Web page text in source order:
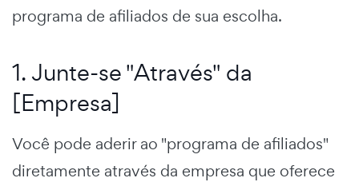
programa de afiliados de sua escolha.
1. Junte-se "Através" da
[Empresa]
Você pode aderir ao "programa de afiliados"
diretamente através da empresa que oferece